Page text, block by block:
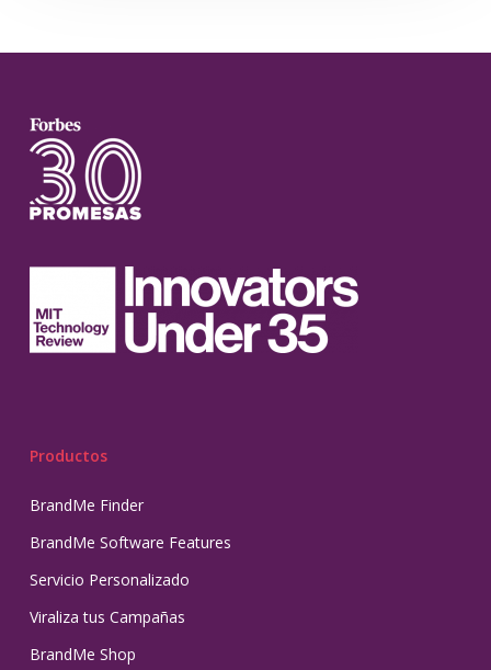
Productos
BrandMe Finder
BrandMe Software Features
Servicio Personalizado
Viraliza tus Campañas
BrandMe Shop